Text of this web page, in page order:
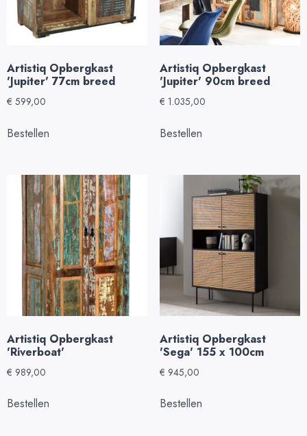
Artistiq Opbergkast
'Jupiter' 77cm breed
€ 599,00
Bestellen
Artistiq Opbergkast
'Jupiter' 90cm breed
€ 1.035,00
Bestellen
Artistiq Opbergkast
'Riverboat'
€ 989,00
Bestellen
Artistiq Opbergkast
'Sega' 155 x 100cm
€ 945,00
Bestellen